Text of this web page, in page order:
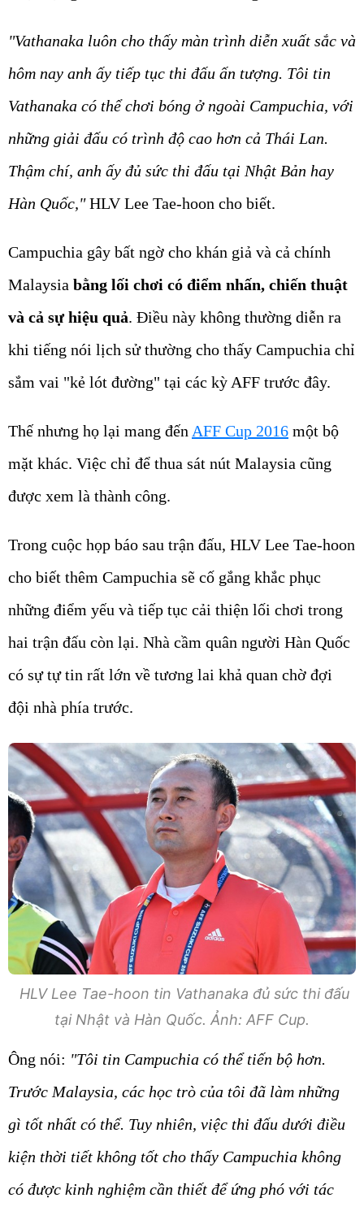
"Vathanaka luôn cho thấy màn trình diễn xuất sắc và
hôm nay anh ấy tiếp tục thi đấu ấn tượng. Tôi tin
Vathanaka có thể chơi bóng ở ngoài Campuchia, với
những giải đấu có trình độ cao hơn cả Thái Lan.
Thậm chí, anh ấy đủ sức thi đấu tại Nhật Bản hay
Hàn Quốc,"HLV Lee Tae-hoon cho biết.
Campuchia gây bất ngờ cho khán giả và cả chính
Malaysia bằng lối chơi có điểm nhấn, chiến thuật
và cả sự hiệu quả. Điều này không thường diễn ra
khi tiếng nói lịch sử thường cho thấy Campuchia chỉ
sắm vai "kẻ lót đường" tại các kỳ AFF trước đây.
Thế nhưng họ lại mang đến AFF Cup 2016 một bộ
mặt khác. Việc chỉ để thua sát nút Malaysia cũng
được xem là thành công.
Trong cuộc họp báo sau trận đấu, HLV Lee Tae-hoon
cho biết thêm Campuchia sẽ cố gắng khắc phục
những điểm yếu và tiếp tục cải thiện lối chơi trong
hai trận đấu còn lại. Nhà cầm quân người Hàn Quốc
có sự tự tin rất lớn về tương lai khả quan chờ đợi
đội nhà phía trước.
HLV Lee Tae-hoon tin Vathanaka đủ sức thi đấu
tại Nhật và Hàn Quốc. Ảnh: AFF Cup.
Ông nói: "Tôi tin Campuchia có thể tiến bộ hơn.
Trước Malaysia, các học trò của tôi đã làm những
gì tốt nhất có thể. Tuy nhiên, việc thi đấu dưới điều
kiện thời tiết không tốt cho thấy Campuchia không
có được kinh nghiệm cần thiết để ứng phó với tác